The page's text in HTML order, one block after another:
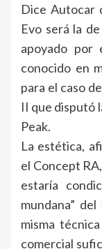
Dice Autocar
Evo será la
apoyado por
conocido en
para el caso
II que disputó
Peak.
La estética,
el Concept
estaría
mundana”
misma
comercial